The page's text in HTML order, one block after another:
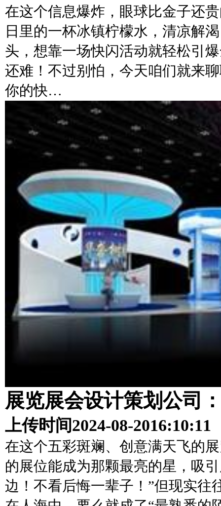
在这个信息爆炸，眼球比金子还
日里的一杯冰镇柠檬水，清凉解
头，想靠一场快闪活动就轻松引
还难！不过别怕，今天咱们就来
你的快…
展览展会设计策划公司
上传时间2024-08-2016:10:11
在这个五彩斑斓、创意满天飞的
的展位能成为那颗最亮的星，吸
边！不看后悔一辈子！”但现实往